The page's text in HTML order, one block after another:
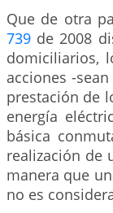
Que de otra
739 de 2008
domiciliarios,
acciones -
prestación de
energía
básica
realización de
manera que
no es